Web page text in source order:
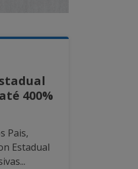
400%
Pais,
Estadual